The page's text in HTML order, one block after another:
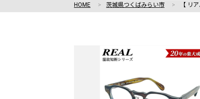
HOME
茨城県つくばみらい市 【 リ